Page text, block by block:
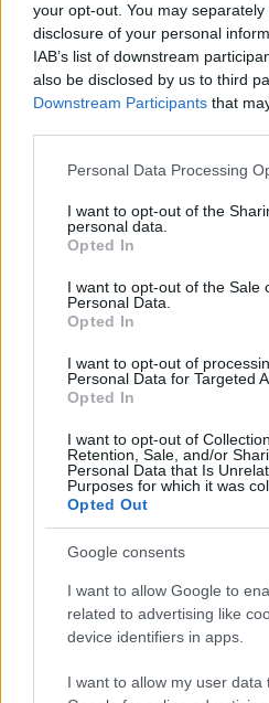
your opt-out. You may
disclosure of your personal
IAB’s list of downstream
also be disclosed by us to third
Downstream Participants that
Please note that this website/
not limited to your visit or usage
grant or deny consent to Google
use your data for below
consent section.
Personal Data Processing
I want to opt-out of the
personal data.
Opted In
I want to opt-out of the Sale
Personal Data.
Opted In
I want to opt-out of
Personal Data for Targeted
Opted In
I want to opt-out of
Retention, Sale, and/or
Personal Data that Is
Purposes for which it was
Opted Out
Google consents
I want to allow Google to
related to advertising like
device identifiers in apps.
I want to allow my user data
Az internetes adatbankban
1950-től színpadra vitt
elérhetővé: 205 ezer
nyolcszáz kellék, 12 ezer
archívumba, amelyben az
keresni.
Az archívum regisztráció
az ezzel foglalkozó
ismerjék meg, hanem azok
tudtak róla, közöttük a
milánóiak - olvasható a